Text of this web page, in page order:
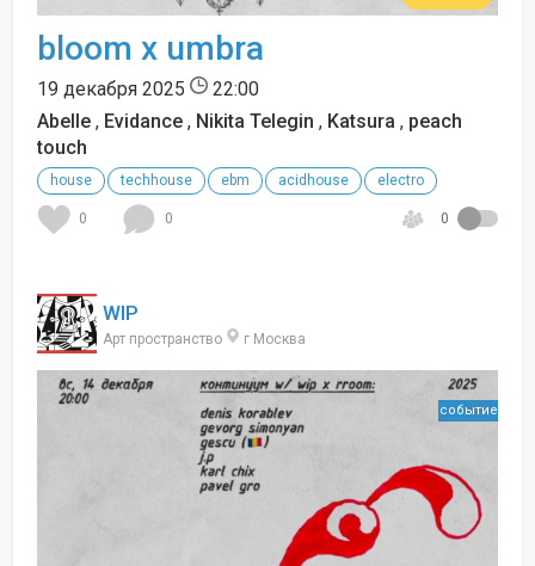
bloom x umbra
19 декабря 2025
22:00
Abelle , Evidance , Nikita Telegin , Katsura , peach
touch
house techhouse ebm acidhouse electro
0 0 0
WIP
Арт пространство г Москва
событие